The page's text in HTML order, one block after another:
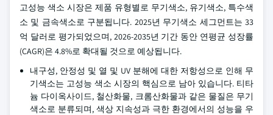
고성능 색소 시장은 제품 유형별로 무기색소, 유기색소, 특수색
소 및 금속색소로 구분됩니다. 2025년 무기색소 세그먼트는 33
억 달러로 평가되었으며, 2026-2035년 기간 동안 연평균 성장률
(CAGR)은 4.8%로 확대될 것으로 예상됩니다.
내구성, 안정성 및 열 및 UV 분해에 대한 저항성으로 인해 무
기색소는 고성능 색소 시장의 핵심으로 남아 있습니다. 티타
늄 다이옥사이드, 철산화물, 크롬산화물과 같은 물질은 무기
색소로 분류되며, 색상 지속성과 극한 환경에서의 성능을 우